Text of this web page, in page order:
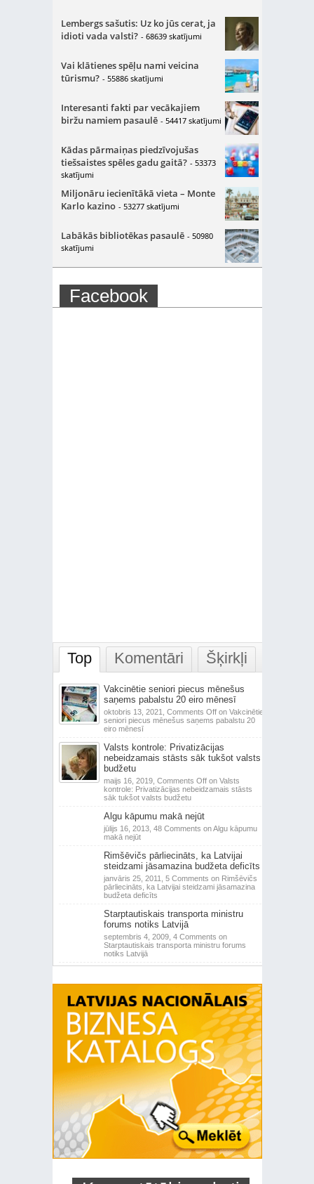
Lembergs sašutis: Uz ko jūs cerat, ja
idioti vada valsti? - 68639 skatījumi
Vai klātienes spēļu nami veicina
tūrismu? - 55886 skatījumi
Interesanti fakti par vecākajiem
biržu namiem pasaulē - 54417 skatījumi
Kādas pārmaiņas piedzīvojušas
tiešsaistes spēles gadu gaitā? - 53373
skatījumi
Miljonāru iecienītākā vieta – Monte
Karlo kazino - 53277 skatījumi
Labākās bibliotēkas pasaulē - 50980
skatījumi
Facebook
Top Komentāri Šķirkļi
Vakcinētie seniori piecus mēnešus
saņems pabalstu 20 eiro mēnesī
oktobris 13, 2021, Comments Offon Vakcinētie
seniori piecus mēnešus saņems pabalstu 20
eiro mēnesī
Valsts kontrole: Privatizācijas
nebeidzamais stāsts sāk tukšot valsts
budžetu
maijs 16, 2019, Comments Offon Valsts
kontrole: Privatizācijas nebeidzamais stāsts
sāk tukšot valsts budžetu
Algu kāpumu makā nejūt
jūlijs 16, 2013, 48 Comments on Algu kāpumu
makā nejūt
Rimšēvičs pārliecināts, ka Latvijai
steidzami jāsamazina budžeta deficīts
janvāris 25, 2011, 5 Comments on Rimšēvičs
pārliecināts, ka Latvijai steidzami jāsamazina
budžeta deficīts
Starptautiskais transporta ministru
forums notiks Latvijā
septembris 4, 2009, 4 Comments on
Starptautiskais transporta ministru forums
notiks Latvijā